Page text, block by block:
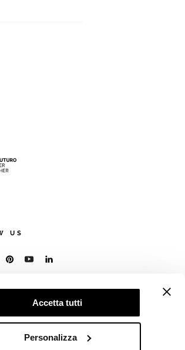
Accetta tutti
Personalizza
US
Ceramica d’Imola